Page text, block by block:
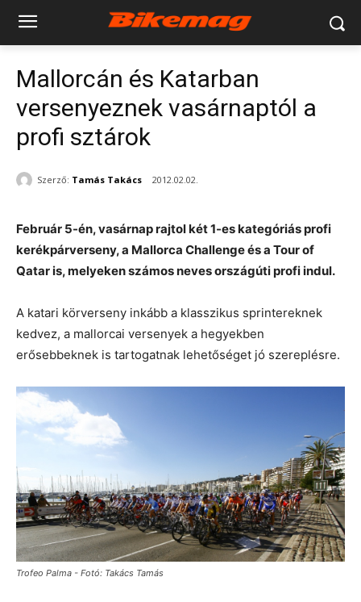
Mallorcán és Katarban
versenyeznek vasárnaptól a
profi sztárok
Szerző: Tamás Takács 2012.02.02.
Február 5-én, vasárnap rajtol két 1-es kategóriás profi
kerékpárverseny, a Mallorca Challenge és a Tour of
Qatar is, melyeken számos neves országúti profi indul.
A katari körverseny inkább a klasszikus sprintereknek
kedvez, a mallorcai versenyek a hegyekben
erősebbeknek is tartogatnak lehetőséget jó szereplésre.
Trofeo Palma - Fotó: Takács Tamás